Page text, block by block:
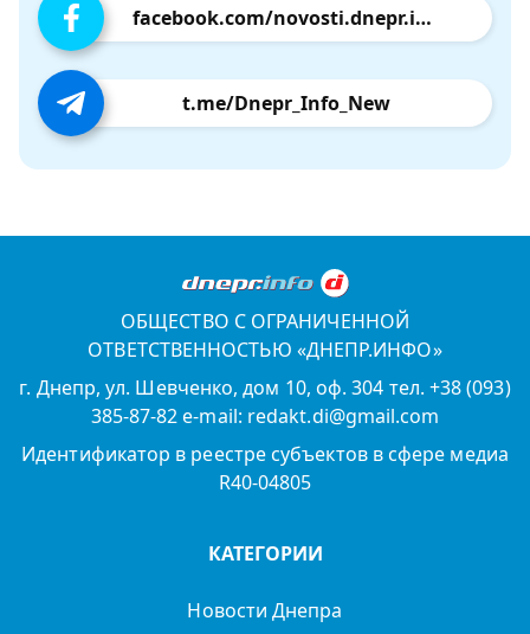
facebook.com/novosti.dnepr.info
t.me/Dnepr_Info_New
ОБЩЕСТВО С ОГРАНИЧЕННОЙ
ОТВЕТСТВЕННОСТЬЮ «ДНЕПР.ИНФО»
г. Днепр, ул. Шевченко, дом 10, оф. 304 тел. +38 (093)
385-87-82 e-mail: redakt.di@gmail.com
Идентификатор в реестре субъектов в сфере медиа
R40-04805
КАТЕГОРИИ
Новости Днепра